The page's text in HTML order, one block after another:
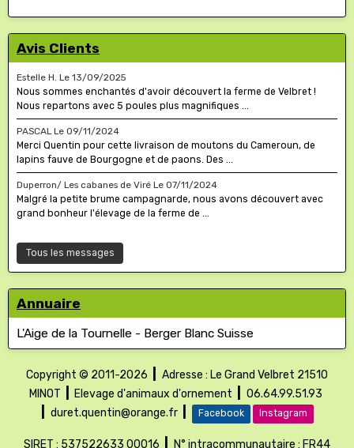
Avis Clients
Estelle H. Le 13/09/2025
Nous sommes enchantés d'avoir découvert la ferme de Velbret !
Nous repartons avec 5 poules plus magnifiques ...
PASCAL Le 09/11/2024
Merci Quentin pour cette livraison de moutons du Cameroun, de
lapins fauve de Bourgogne et de paons. Des ...
Duperron/ Les cabanes de Viré Le 07/11/2024
Malgré la petite brume campagnarde, nous avons découvert avec
grand bonheur l'élevage de la ferme de ...
Tous les messages
Annuaire
L'Aige de la Tournelle - Berger Blanc Suisse
Copyright © 2011-2026 Adresse : Le Grand Velbret 21510
MINOT
Elevage d'animaux d'ornement 06.64.99.51.93
duret.quentin@orange.fr Facebook Instagram
SIRET : 537522633 00016 N° intracommunautaire : FR44